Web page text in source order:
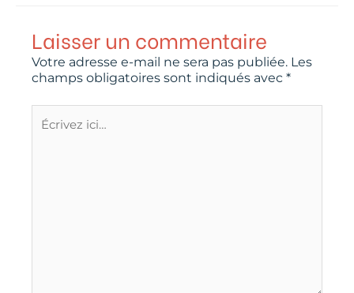
Laisser un commentaire
Votre adresse e-mail ne sera pas publiée. Les
champs obligatoires sont indiqués avec *
ici…